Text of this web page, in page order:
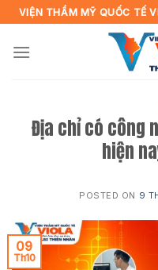
Skip
to
content
VIỆN THẨM MỸ QUỐC TẾ
Địa chỉ có công
hiện
POSTED ON 9
09
Th10